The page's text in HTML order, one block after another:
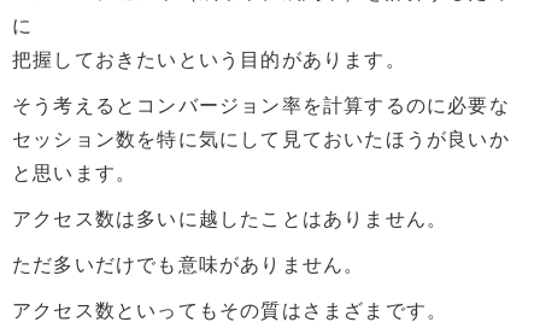
に
把握しておきたいという目的があります。
そう考えるとコンバージョン率を計算するのに必要な
セッション数を特に気にして見ておいたほうが良いか
と思います。
アクセス数は多いに越したことはありません。
ただ多いだけでも意味がありません。
アクセス数といってもその質はさまざまです。